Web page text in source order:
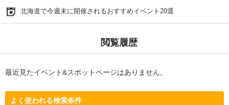
北海道で今週末に開催されるおすすめイベント20選
閲覧履歴
最近見たイベント&スポットページはありません。
よく使われる検索条件